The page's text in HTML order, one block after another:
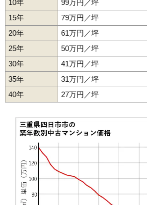
プレサンスロジェ四日市駅前
住所 三重県四日市市栄町
交通
相場 3,930万円～4,230万円
(49.7万円/㎡~53.5万円/㎡)
マンションナビで
ロイヤル東海西町
住所 三重県四日市市西町
交通 近鉄四日市駅（12分）
相場 2,450万円～2,650万円
(28.2万円/㎡~30.5万円/㎡)
10年
99万円／坪
15年
79万円／坪
20年
61万円／坪
25年
50万円／坪
30年
41万円／坪
35年
31万円／坪
40年
27万円／坪